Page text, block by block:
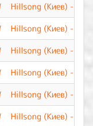
Hillsong (Киев) - Я
Hillsong (Киев) - Ты
Hillsong (Киев) -
Hillsong (Киев) -
Hillsong (Киев) -
Hillsong (Киев) -